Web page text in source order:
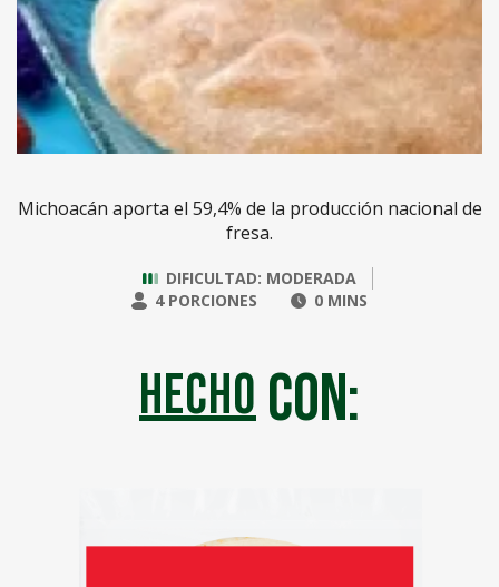
Michoacán aporta el 59,4% de la producción nacional de
fresa.
DIFICULTAD: MODERADA
4 PORCIONES
0 MINS
hecho con: